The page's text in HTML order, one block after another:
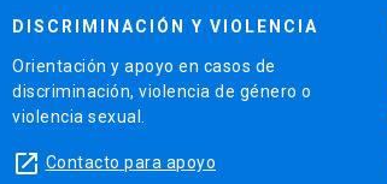
DISCRIMINACIÓN Y VIOLENCIA
Orientación y apoyo en casos de
discriminación, violencia de género o
violencia sexual.
launch Contacto para apoyo